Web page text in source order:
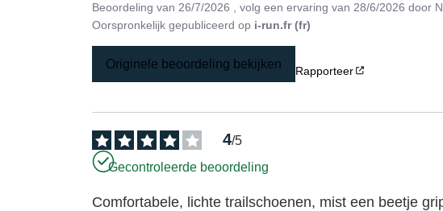
Beoordeling van 26/7/2026 , volg een ervaring van 28/6/2026 door
Oorspronkelijk gepubliceerd op i-run.fr (fr)
Originele beoordeling bekijken Rapporteer
4/5
Gecontroleerde beoordeling
Comfortabele, lichte trailschoenen, mist een beetje